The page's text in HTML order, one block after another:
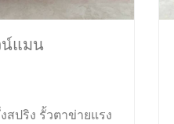
น์แมน
สปริง รั้วตาข่ายแรง